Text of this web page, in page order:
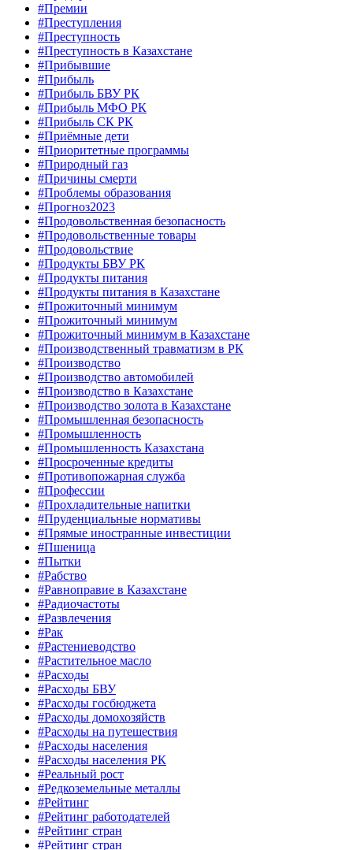
#Премии
#Преступления
#Преступность
#Преступность в Казахстане
#Прибывшие
#Прибыль
#Прибыль БВУ РК
#Прибыль МФО РК
#Прибыль СК РК
#Приёмные дети
#Приоритетные программы
#Природный газ
#Причины смерти
#Проблемы образования
#Прогноз2023
#Продовольственная безопасность
#Продовольственные товары
#Продовольствие
#Продукты БВУ РК
#Продукты питания
#Продукты питания в Казахстане
#Прожиточный минимум
#Прожиточный минимум
#Прожиточный минимум в Казахстане
#Производственный травматизм в РК
#Производство
#Производство автомобилей
#Производство в Казахстане
#Производство золота в Казахстане
#Промышленная безопасность
#Промышленность
#Промышленность Казахстана
#Просроченные кредиты
#Противопожарная служба
#Профессии
#Прохладительные напитки
#Пруденциальные нормативы
#Прямые иностранные инвестиции
#Пшеница
#Пытки
#Рабство
#Равноправие в Казахстане
#Радиочастоты
#Развлечения
#Рак
#Растениеводство
#Растительное масло
#Расходы
#Расходы БВУ
#Расходы госбюджета
#Расходы домохозяйств
#Расходы на путешествия
#Расходы населения
#Расходы населения РК
#Реальный рост
#Редкоземельные металлы
#Рейтинг
#Рейтинг работодателей
#Рейтинг стран
#Рейтинг стран